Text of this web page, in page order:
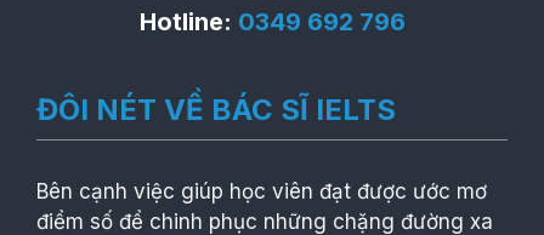
Hotline: 0349 692 796
ĐÔI NÉT VỀ BÁC SĨ IELTS
Bên cạnh việc giúp học viên đạt được ước mơ
điểm số để chinh phục những chặng đường xa